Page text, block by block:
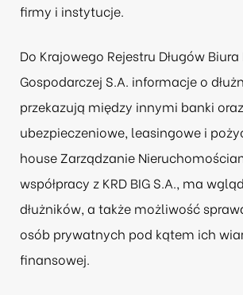
firmy i instytucje.
Do Krajowego Rejestru Długów
Gospodarczej S.A. informacje o
przekazują między innymi banki
ubezpieczeniowe, leasingowe i
house Zarządzanie
współpracy z KRD BIG S.A., ma
dłużników, a także możliwość
osób prywatnych pod kątem ich
finansowej.